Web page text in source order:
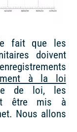
fait que les
doivent
à la loi
de loi, les
être mis à
Nous allons